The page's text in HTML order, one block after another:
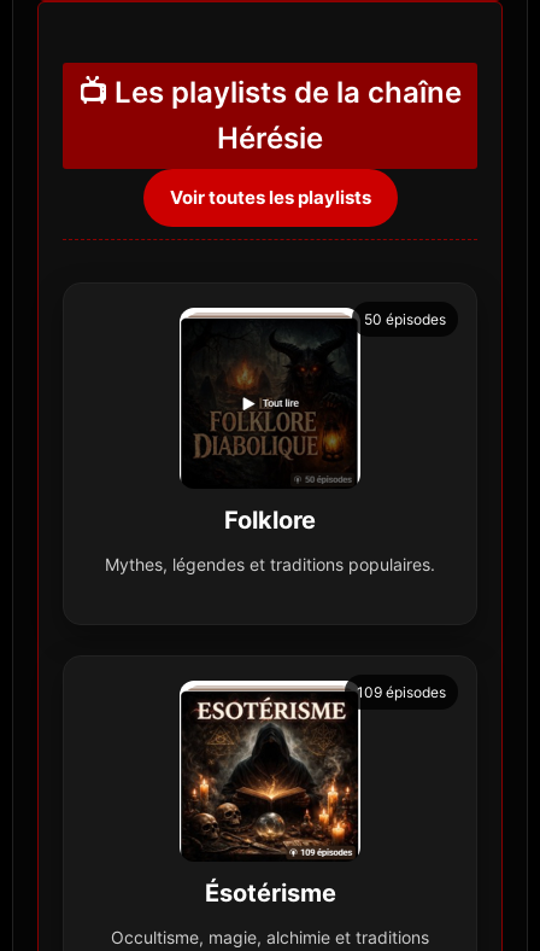
📺 Les playlists de la chaîne
Hérésie
Voir toutes les playlists
50 épisodes
Folklore
Mythes, légendes et traditions populaires.
109 épisodes
Ésotérisme
Occultisme, magie, alchimie et traditions